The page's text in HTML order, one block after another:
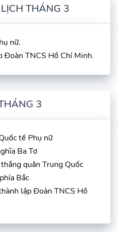
THÁNG 3
nữ.
Đoàn TNCS Hồ Chí Minh.
3
tế Phụ nữ
Ba Tơ
quân Trung Quốc
Bắc
lập Đoàn TNCS Hồ